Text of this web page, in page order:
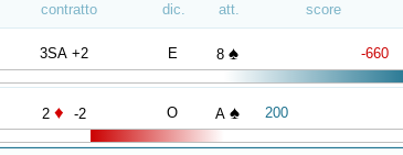
contratto dic. att. score
3SA +2 E 8 ♠ -660
2 ♦ -2 O A ♠ 200